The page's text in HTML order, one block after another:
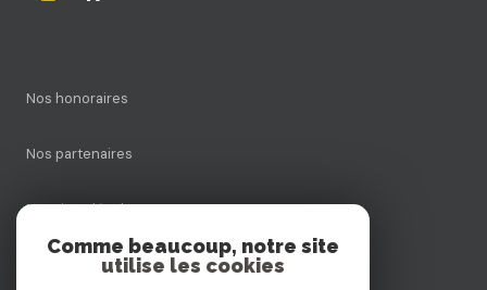
Nos honoraires
Nos partenaires
Mentions légales
Comme beaucoup, notre site
utilise les cookies